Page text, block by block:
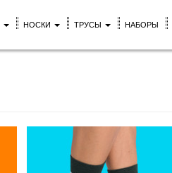
НОСКИ ТРУСЫ НАБОРЫ